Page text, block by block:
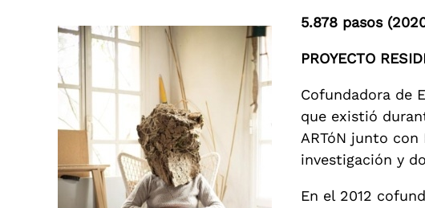
5.878 pasos
PROYECTO
Cofundadora de
que existió
ARTóN junto
investigación y
En el 2012